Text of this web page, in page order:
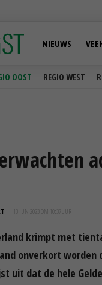
OOST REGIO WEST
NIEUWS
13 JUN 2023 OM 10:37
krimpt met
onverkort worden
uit dat de hele